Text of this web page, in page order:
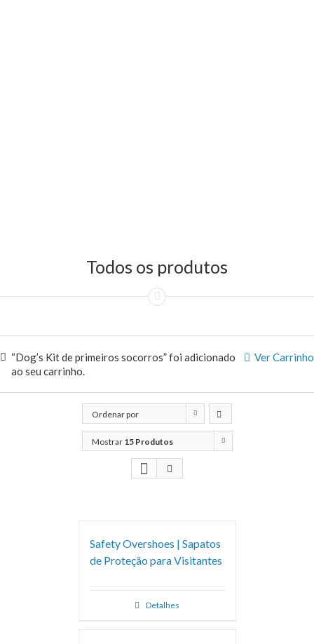
Todos os produtos
Ver Carrinho
“Dog’s Kit de primeiros socorros” foi adicionado
ao seu carrinho.
Ordenar por
Popularidade
Mostrar 15 Produtos
Safety Overshoes | Sapatos
de Proteção para Visitantes
Detalhes